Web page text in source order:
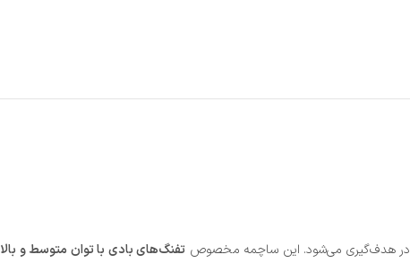
در هدف‌گیری می‌شود. این ساچمه مخصوص تفنگ‌های بادی با توان متوسط و بالا